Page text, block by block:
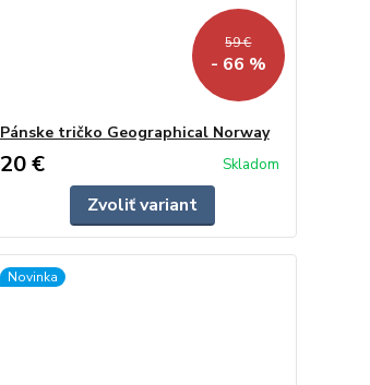
59 €
- 66 %
Pánske tričko Geographical Norway
20 € Skladom
Zvoliť variant
Novinka